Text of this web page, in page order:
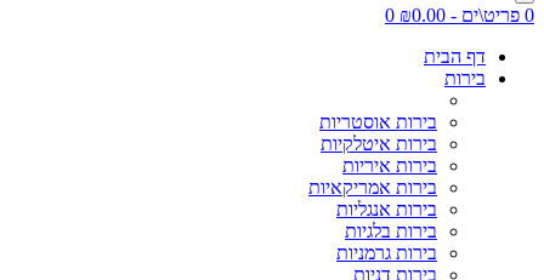
0 פריט\ים - ₪0.00
0
דף הבית
בירות
בירות אוסטריות
בירות איטלקיות
בירות איריות
בירות אמריקאיות
בירות אנגליות
בירות בלגיות
בירות גרמניות
בירות דניות